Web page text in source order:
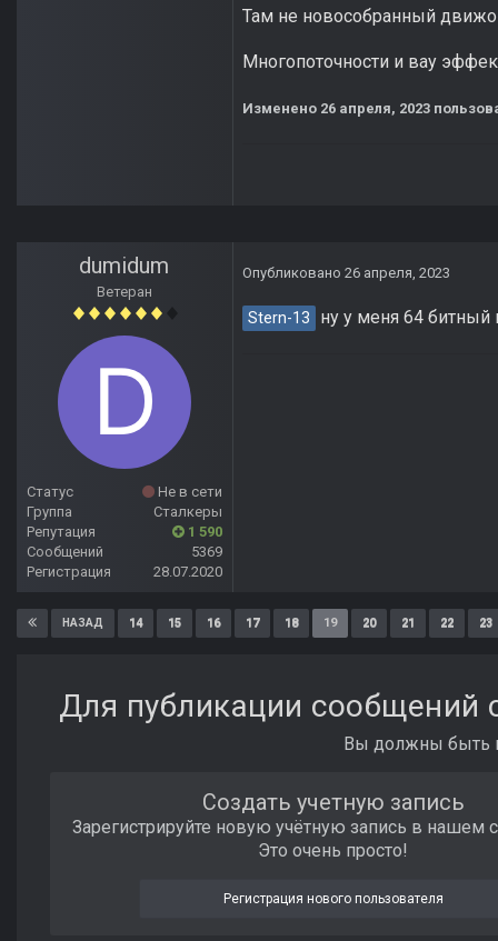
Там не новособранный
Многопоточности и вау
Изменено 26 апреля, 2023
dumidum
Ветеран
Статус
Не в сети
Группа
Сталкеры
Репутация
1 590
Сообщений
5369
Регистрация
28.07.2020
Опубликовано 26 апреля, 2023
Stern-13 ну у меня 64 битный
НАЗАД 14 15 16 17 18 19 20 21 22 23
Для публикации сообщений
Вы должны быть
Создать учетную запись
Зарегистрируйте новую учётную запись в нашем
Это очень просто!
Регистрация нового пользователя